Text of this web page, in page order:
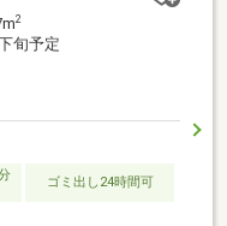
2
旬予定
ゴミ出し24時間可